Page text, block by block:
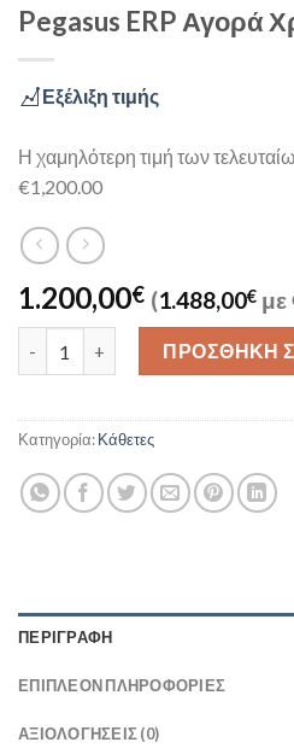
Pegasus ERP Αγορά
Εξέλιξη τιμής
Η χαμηλότερη τιμή των
€1,200.00
1.200,00€ (1.488,00€
Pegasus ERP Αγορά Χρυσού
ΠΡΟΣΘΉΚΗ
Κατηγορία:Κάθετες
ΠΕΡΙΓΡΑΦΉ
ΕΠΙΠΛΈΟΝ ΠΛΗΡΟΦΟΡΊΕΣ
ΑΞΙΟΛΟΓΉΣΕΙΣ (0)